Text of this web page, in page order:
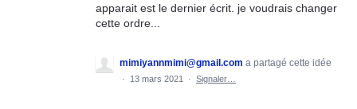
apparait est le dernier écrit. je voudrais changer
cette ordre...
mimiyannmimi@gmail.com a partagé cette idée
· 13 mars 2021 · Signaler…